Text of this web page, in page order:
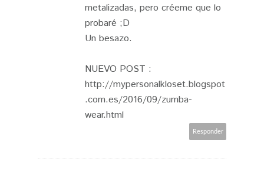
metalizadas, pero créeme que lo
probaré ;D
Un besazo.
NUEVO POST :
http://mypersonalkloset.blogspot
.com.es/2016/09/zumba-
wear.html
Responder